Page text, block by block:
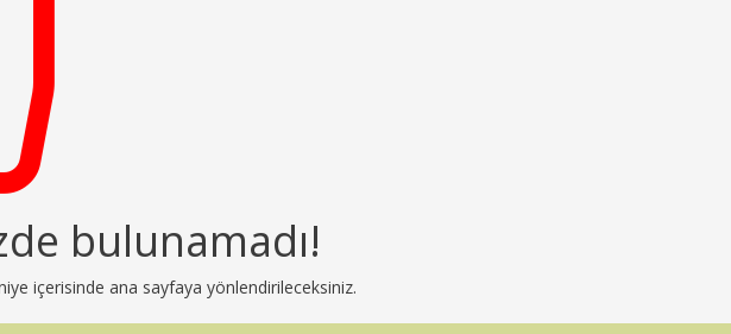
bulunamadı!
içerisinde ana sayfaya yönlendirileceksiniz.